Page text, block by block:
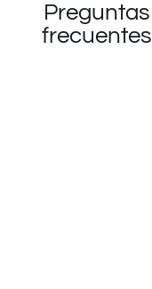
Preguntas
frecuentes